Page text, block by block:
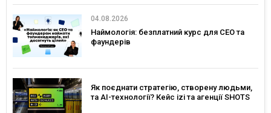
04.08.2026
Наймологія: безплатний курс для CEO та
фаундерів
Як поєднати стратегію, створену людьми,
та AI-технології? Кейс izi та агенції SHOTS